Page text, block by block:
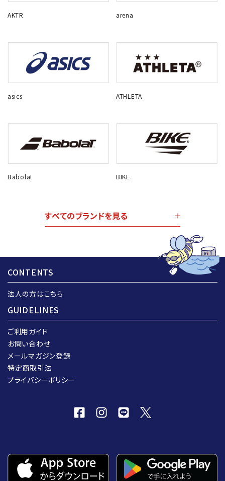
AKTR arena
asics ATHLETA
Babolat BIKE
すべてのブランドを見る
CONTENTS
法人の方はこちら
GUIDELINES
ご利用ガイド
お問い合わせ
メールマガジン登録
特定商取引法
プライバシーポリシー